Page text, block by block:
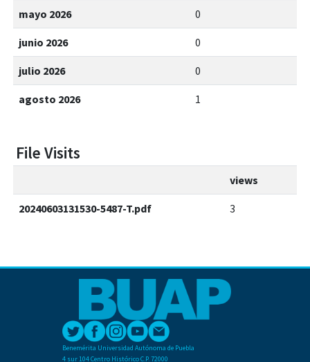
mayo 2026 0
junio 2026 0
julio 2026 0
agosto 2026 1
File Visits
views
20240603131530-5487-T.pdf 3
Benemérita Universidad Autónoma de Puebla
4 sur 104 Centro Histórico C.P. 72000